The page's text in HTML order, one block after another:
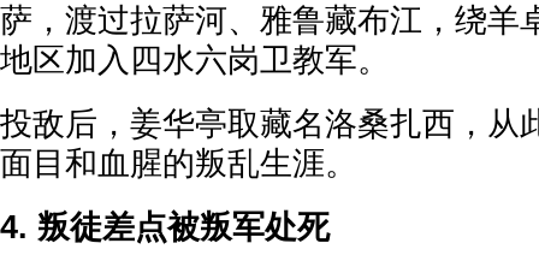
萨，渡过拉萨河、雅鲁藏布江，绕羊
地区加入四水六岗卫教军。
投敌后，姜华亭取藏名洛桑扎西，从
面目和血腥的叛乱生涯。
4. 叛徒差点被叛军处死